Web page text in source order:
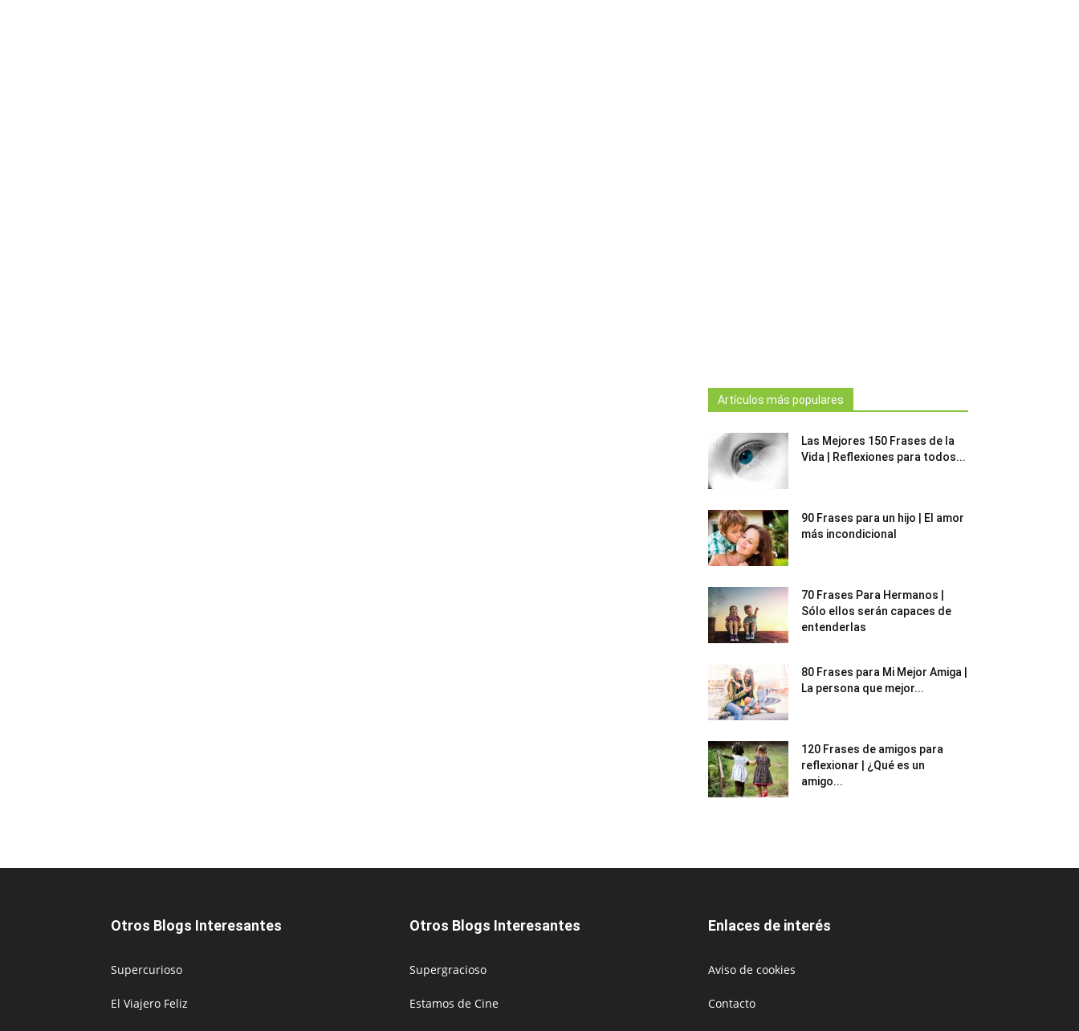
Artículos más populares
Las Mejores 150 Frases de la
Vida | Reflexiones para todos...
90 Frases para un hijo | El amor
más incondicional
70 Frases Para Hermanos |
Sólo ellos serán capaces de
entenderlas
80 Frases para Mi Mejor Amiga |
La persona que mejor...
120 Frases de amigos para
reflexionar | ¿Qué es un
amigo...
Otros Blogs Interesantes
Supercurioso
El Viajero Feliz
Otros Blogs Interesantes
Supergracioso
Estamos de Cine
Enlaces de interés
Aviso de cookies
Contacto